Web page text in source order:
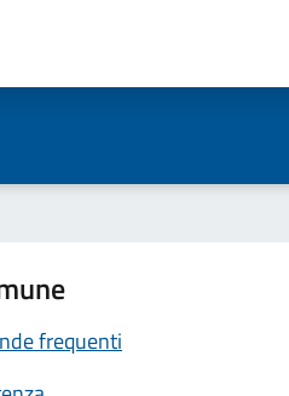
frequenti